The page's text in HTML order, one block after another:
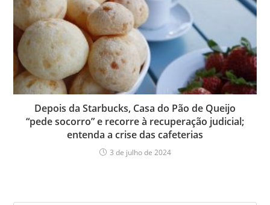
Depois da Starbucks, Casa do Pão de Queijo
“pede socorro” e recorre à recuperação judicial;
entenda a crise das cafeterias
3 de julho de 2024